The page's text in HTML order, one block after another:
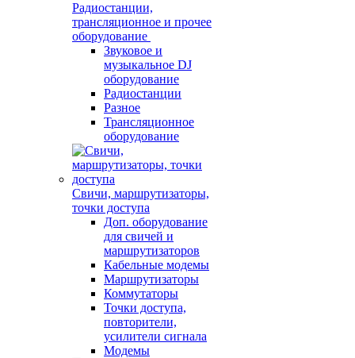
Радиостанции,
трансляционное и прочее
оборудование
Звуковое и
музыкальное DJ
оборудование
Радиостанции
Разное
Трансляционное
оборудование
Свичи, маршрутизаторы,
точки доступа
Доп. оборудование
для свичей и
маршрутизаторов
Кабельные модемы
Маршрутизаторы
Коммутаторы
Точки доступа,
повторители,
усилители сигнала
Модемы